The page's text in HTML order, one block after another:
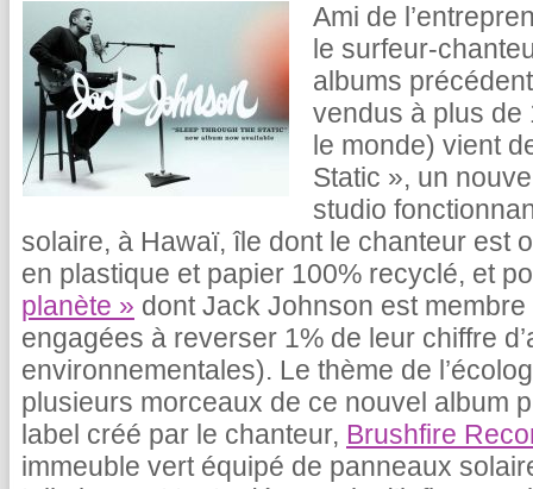
Ami de
le surfeur-
albums
vendus à plus de
le monde) vient
Static », un
studio
solaire, à Hawaï, île dont le chanteur est
en plastique et papier 100% recyclé, et
planète » dont Jack Johnson est
engagées à reverser 1% de leur chiffre
environnementales). Le thème de
plusieurs morceaux de ce nouvel album
label créé par le chanteur, Brushfire
immeuble vert équipé de panneaux